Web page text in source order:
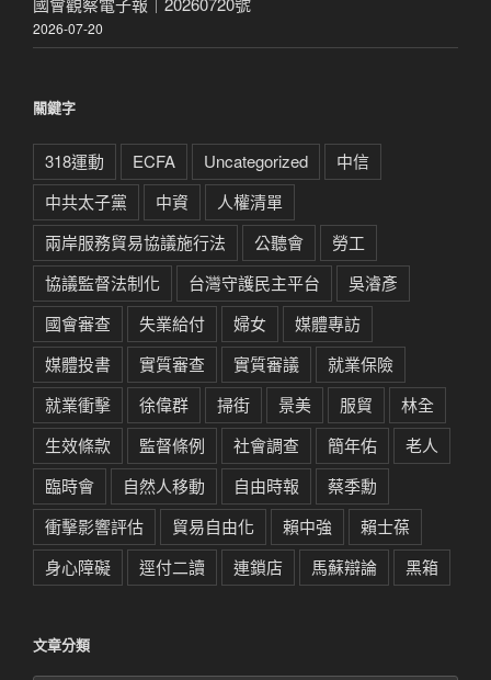
2026-07-20
關鍵字
318運動 ECFA Uncategorized
中信
中共太子黨
中資
人權清單
兩岸服務貿易協議施行法
公聽會
勞工
協議監督法制化
台灣守護民主平台
吳濬彥
國會審查
失業給付 婦女
媒體專訪
媒體投書
實質審查 實質審議
就業保險
就業衝擊
徐偉群 掃街 景美 服貿
林全
生效條款
監督條例 社會調查 簡年佑
老人
臨時會
自然人移動 自由時報
蔡季勳
衝擊影響評估
貿易自由化 賴中強
賴士葆
身心障礙
逕付二讀 連鎖店 馬蘇辯論 黑箱
文章分類